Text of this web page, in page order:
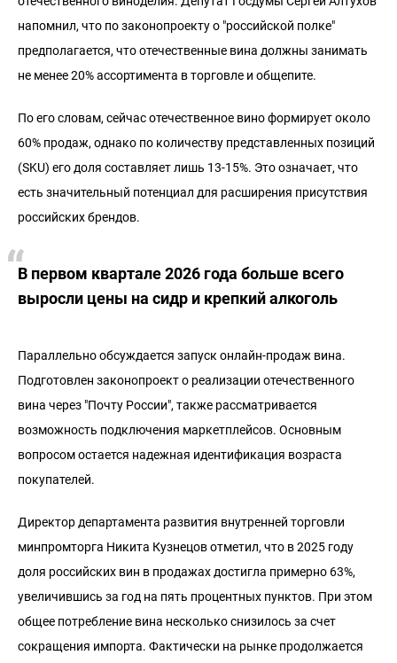
напомнил, что по законопроекту о "российской полке"
предполагается, что отечественные вина должны занимать
не менее 20% ассортимента в торговле и общепите.
По его словам, сейчас отечественное вино формирует около
60% продаж, однако по количеству представленных позиций
(SKU) его доля составляет лишь 13-15%. Это означает, что
есть значительный потенциал для расширения присутствия
российских брендов.
В первом квартале 2026 года больше всего
выросли цены на сидр и крепкий алкоголь
Параллельно обсуждается запуск онлайн-продаж вина.
Подготовлен законопроект о реализации отечественного
вина через "Почту России", также рассматривается
возможность подключения маркетплейсов. Основным
вопросом остается надежная идентификация возраста
покупателей.
Директор департамента развития внутренней торговли
минпромторга Никита Кузнецов отметил, что в 2025 году
доля российских вин в продажах достигла примерно 63%,
увеличившись за год на пять процентных пунктов. При этом
общее потребление вина несколько снизилось за счет
сокращения импорта. Фактически на рынке продолжается